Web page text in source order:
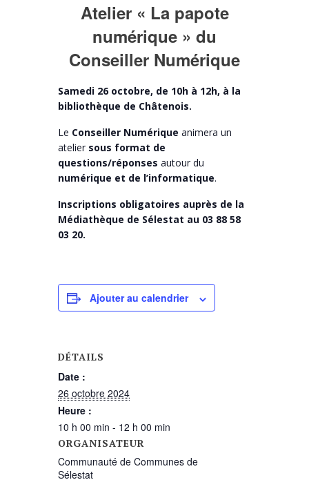
Atelier « La papote
numérique » du
Conseiller Numérique
Samedi 26 octobre, de 10h à 12h, à la
bibliothèque de Châtenois.
Le Conseiller Numérique animera un
atelier sous format de
questions/réponses autour du
numérique et de l’informatique.
Inscriptions obligatoires auprès de la
Médiathèque de Sélestat au 03 88 58
03 20.
Ajouter au calendrier
DÉTAILS
Date :
26 octobre 2024
Heure :
10 h 00 min - 12 h 00 min
ORGANISATEUR
Communauté de Communes de
Sélestat